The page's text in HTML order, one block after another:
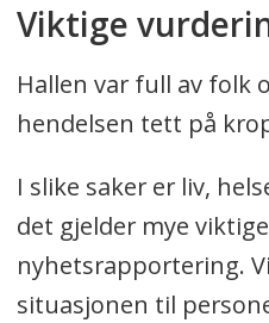
Viktige
Hallen var full av folk
hendelsen tett på
I slike saker er liv,
det gjelder mye
nyhetsrapportering.
situasjonen til